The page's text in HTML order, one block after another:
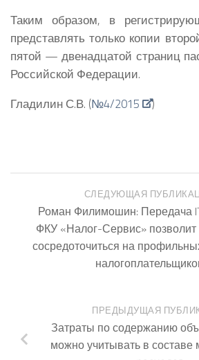
Таким образом, в
представлять только копии
пятой — двенадцатой страниц
Российской Федерации.
Гладилин С.В. (№4/2015 )
СЛЕДУЮЩАЯ
Роман Филимошин: Передача
ФКУ «Налог-Сервис»
сосредоточиться на
ПРЕДЫДУЩАЯ
Затраты по содержанию
можно учитывать в составе